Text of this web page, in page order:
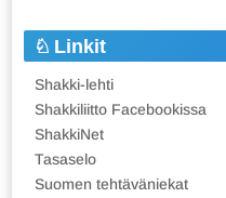
Linkit
Shakki-lehti
Shakkiliitto Facebookissa
ShakkiNet
Tasaselo
Suomen tehtäväniekat